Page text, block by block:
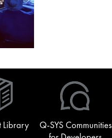
Library
Q-SYS Communities